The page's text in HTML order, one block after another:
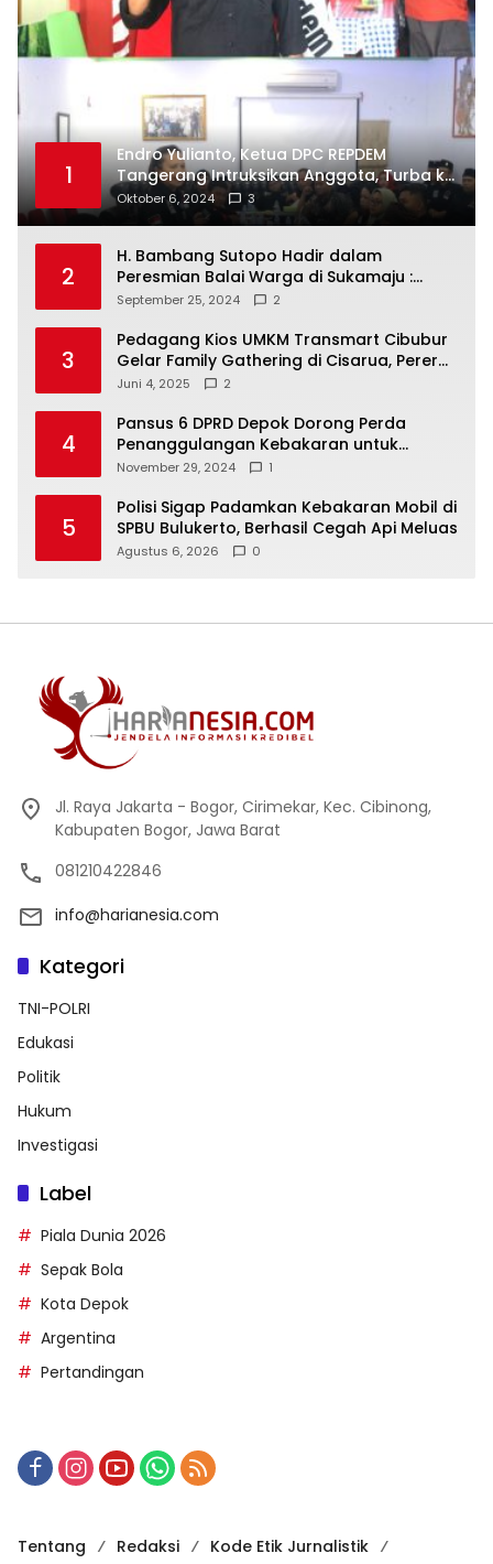
1
Endro Yulianto, Ketua DPC REPDEM
Tangerang Intruksikan Anggota, Turba ke
Masyarakat Dan Jalani Apa Yang di
Putuskan RAKERCABSUS
Oktober 6, 2024 3
2
H. Bambang Sutopo Hadir dalam
Peresmian Balai Warga di Sukamaju :
Wadah Baru untuk Kolaborasi dan
September 25, 2024 2
3
Pedagang Kios UMKM Transmart Cibubur
Gelar Family Gathering di Cisarua, Pererat
Silaturahmi dan Kekompakan
Juni 4, 2025 2
4
Pansus 6 DPRD Depok Dorong Perda
Penanggulangan Kebakaran untuk
Keselamatan Warga
November 29, 2024 1
5
Polisi Sigap Padamkan Kebakaran Mobil di
SPBU Bulukerto, Berhasil Cegah Api Meluas
Agustus 6, 2026 0
Jl. Raya Jakarta - Bogor, Cirimekar, Kec. Cibinong,
Kabupaten Bogor, Jawa Barat
081210422846
info@harianesia.com
Kategori
TNI-POLRI
Edukasi
Politik
Hukum
Investigasi
Label
Piala Dunia 2026
Sepak Bola
Kota Depok
Argentina
Pertandingan
Tentang Redaksi
Kode Etik Jurnalistik